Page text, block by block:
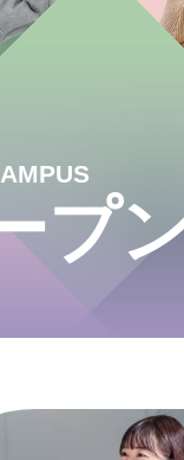
プ